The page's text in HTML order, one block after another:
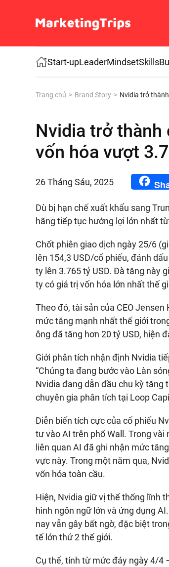
Skip to main content
Start-upLeaderMindsetSkills
Trang chủ Brand Story Nvidia trở
Nvidia trở
vốn hóa vượt
26 Tháng Sáu, 2025
Dù bị hạn chế xuất khẩu sang
hãng tiếp tục hưởng lợi lớn nhất
Chốt phiên giao dịch ngày 25/6
lên 154,3 USD/cổ phiếu, đánh
ty lên 3.765 tỷ USD. Đà tăng này
ty có giá trị vốn hóa lớn nhất thế
Theo đó, tài sản của CEO
mức tăng mạnh nhất thế giới
ông đã tăng hơn 20 tỷ USD, hiện
Giới phân tích nhận định Nvidia
“Chúng ta đang bước vào Làn
Nvidia đang dẫn đầu chu kỳ tăng
chuyên gia phân tích tại Loop
Diễn biến tích cực của cổ phiếu
tư vào AI trên phố Wall. Trong vài
liên quan AI đã ghi nhận mức
vực này. Trong một năm qua,
vốn hóa toàn cầu.
Hiện, Nvidia giữ vị thế thống lĩnh
hình ngôn ngữ lớn và ứng dụng
nay vẫn gây bất ngờ, đặc biệt
tế lớn thứ 2 thế giới.
Cụ thể, tính từ mức đáy ngày 4/4